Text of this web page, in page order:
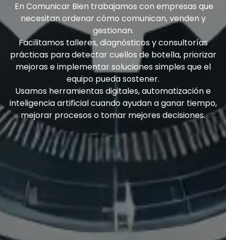
En Comunicar Bien trabajamos con empresas que
necesitan ordenar cómo comunican, venden y
gestionan.
Facilitamos talleres, diagnósticos y consultorías
prácticas para detectar cuellos de botella, priorizar
mejoras e implementar soluciones simples que el
equipo pueda sostener.
Usamos herramientas digitales, automatización e
inteligencia artificial cuando ayudan a ganar tiempo,
mejorar procesos o tomar mejores decisiones.